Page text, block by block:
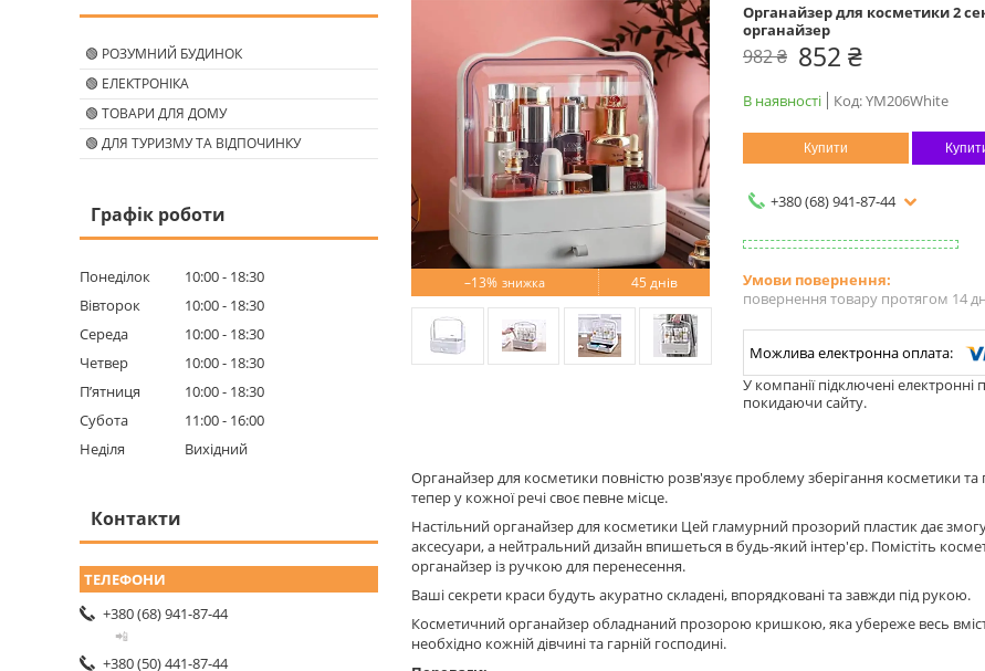
–13% 45 днів
Органайзер для косметики 2
органайзер
982 ₴ 852 ₴
В наявності Код:YM206White
Купити
+380 (68) 941-87-44
повернення товару протягом 14
У компанії підключені
покидаючи сайту.
Органайзер для косметики повністю розв'язує проблему зберігання косметики
тепер у кожної речі своє певне місце.
Настільний органайзер для косметики Цей гламурний прозорий пластик дає
аксесуари, а нейтральний дизайн впишеться в будь-який інтер'єр. Помістіть
органайзер із ручкою для перенесення.
Ваші секрети краси будуть акуратно складені, впорядковані та завжди під рукою.
Косметичний органайзер обладнаний прозорою кришкою, яка убереже весь
необхідно кожній дівчині та гарній господині.
🟢 РОЗУМНИЙ БУДИНОК
🟢 ЕЛЕКТРОНІКА
🟢 ТОВАРИ ДЛЯ ДОМУ
🟢 ДЛЯ ТУРИЗМУ ТА ВІДПОЧИНКУ
Графік роботи
Понеділок 10:00
18:30
Вівторок
10:00
18:30
Середа
10:00
18:30
Четвер
10:00
18:30
Пʼятниця
10:00
18:30
Субота
11:00
16:00
Неділя
Вихідний
Контакти
+380 (68) 941-87-44
📲
+380 (50) 441-87-44